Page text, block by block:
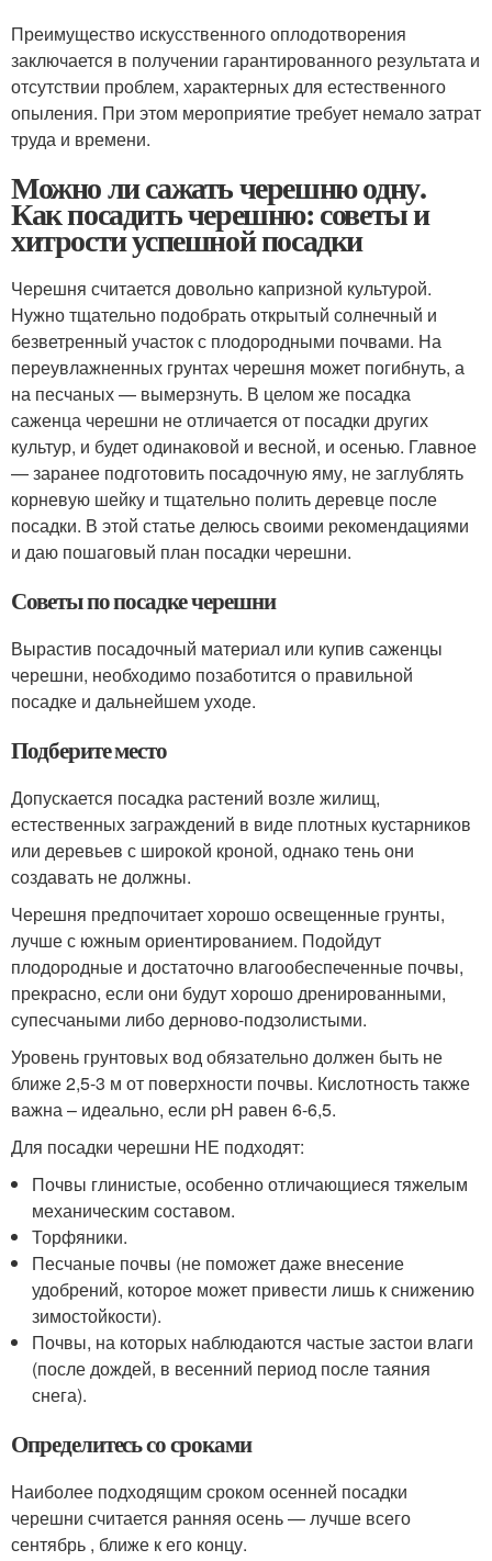
Преимущество искусственного оплодотворения
заключается в получении гарантированного результата и
отсутствии проблем, характерных для естественного
опыления. При этом мероприятие требует немало затрат
труда и времени.
Можно ли сажать черешню одну.
Как посадить черешню: советы и
хитрости успешной посадки
Черешня считается довольно капризной культурой.
Нужно тщательно подобрать открытый солнечный и
безветренный участок с плодородными почвами. На
переувлажненных грунтах черешня может погибнуть, а
на песчаных — вымерзнуть. В целом же посадка
саженца черешни не отличается от посадки других
культур, и будет одинаковой и весной, и осенью. Главное
— заранее подготовить посадочную яму, не заглублять
корневую шейку и тщательно полить деревце после
посадки. В этой статье делюсь своими рекомендациями
и даю пошаговый план посадки черешни.
Советы по посадке черешни
Вырастив посадочный материал или купив саженцы
черешни, необходимо позаботится о правильной
посадке и дальнейшем уходе.
Подберите место
Допускается посадка растений возле жилищ,
естественных заграждений в виде плотных кустарников
или деревьев с широкой кроной, однако тень они
создавать не должны.
Черешня предпочитает хорошо освещенные грунты,
лучше с южным ориентированием. Подойдут
плодородные и достаточно влагообеспеченные почвы,
прекрасно, если они будут хорошо дренированными,
супесчаными либо дерново-подзолистыми.
Уровень грунтовых вод обязательно должен быть не
ближе 2,5-3 м от поверхности почвы. Кислотность также
важна – идеально, если pH равен 6-6,5.
Для посадки черешни НЕ подходят:
Почвы глинистые, особенно отличающиеся тяжелым
механическим составом.
Торфяники.
Песчаные почвы (не поможет даже внесение
удобрений, которое может привести лишь к снижению
зимостойкости).
Почвы, на которых наблюдаются частые застои влаги
(после дождей, в весенний период после таяния
снега).
Определитесь со сроками
Наиболее подходящим сроком осенней посадки
черешни считается ранняя осень — лучше всего
сентябрь , ближе к его концу.